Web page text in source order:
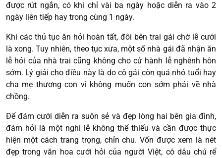
được rút ngắn, có khi chỉ vài ba ngày hoặc diễn ra vào 2
ngày liên tiếp hay trong cùng 1 ngày.
Khi các thủ tục ăn hỏi hoàn tất, đôi bên trai gái chờ lễ cưới
là xong. Tuy nhiên, theo tục xưa, một số nhà gái đã nhận ăn
lễ hỏi của nhà trai cũng không cho cử hành lễ nghênh hôn
sớm. Lý giải cho điều này là do cô gái còn quá nhỏ tuổi hay
cha mẹ thương con vì không muốn con sớm phải về nhà
chồng.
Để đám cưới diễn ra suôn sẻ và đẹp lòng hai bên gia đình,
đám hỏi là một nghi lễ không thể thiếu và cần được thực
hiện một cách trang trọng, chỉn chu. Vốn được xem là nét
đẹp trong văn hoa cưới hỏi của người Việt, cô dâu chú rể